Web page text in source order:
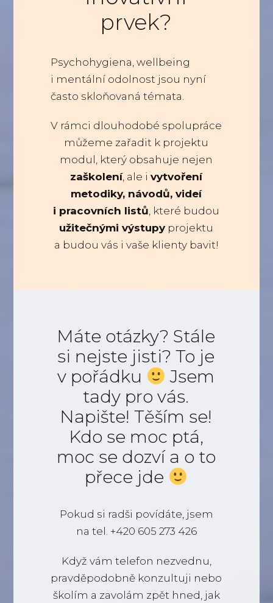
prvek?
Psychohygiena, wellbeing
i mentální odolnost jsou nyní
často skloňovaná témata.
V rámci dlouhodobé spolupráce
můžeme zařadit k projektu
modul, který obsahuje nejen
zaškolení, ale ivytvoření
metodiky, návodů, videí
i pracovních listů, které budou
užitečnými výstupy projektu
a budou vás i vaše klienty bavit!
Máte otázky? Stále
si nejste jisti? To je
v pořádku
Jsem
tady pro vás.
Napište! Těším se!
Kdo se moc ptá,
moc se dozví a o to
přece jde
Pokud si radši povídáte, jsem
na tel. +420 605 273 426
Když vám telefon nezvednu,
pravděpodobně konzultuji nebo
školím a zavolám zpět hned, jak